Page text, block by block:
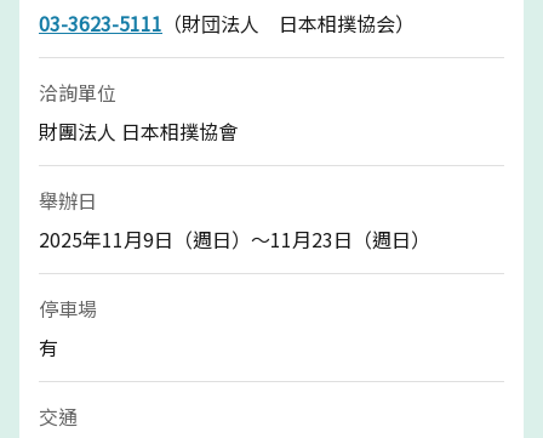
03-3623-5111 （財団法人 日本相撲協会）
洽詢單位
財團法人 日本相撲協會
舉辦日
2025年11月9日（週日）～11月23日（週日）
停車場
有
交通